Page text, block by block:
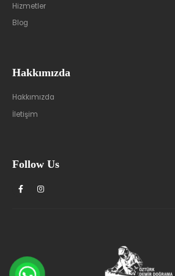
Hizmetler
Blog
Hakkımızda
Hakkımızda
İletişim
Follow Us